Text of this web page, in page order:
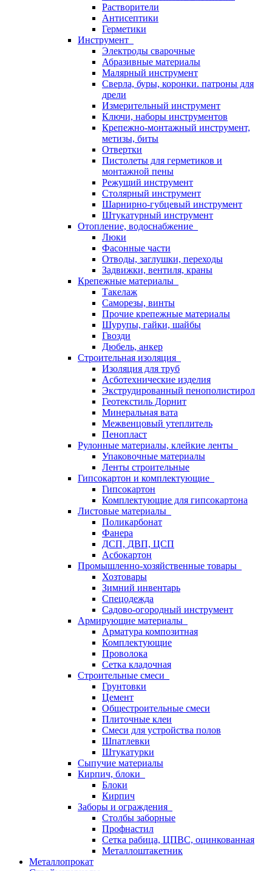
Растворители
Антисептики
Герметики
Инструмент
Электроды сварочные
Абразивные материалы
Малярный инструмент
Сверла, буры, коронки. патроны для
дрели
Измерительный инструмент
Ключи, наборы инструментов
Крепежно-монтажный инструмент,
метизы, биты
Отвертки
Пистолеты для герметиков и
монтажной пены
Режущий инструмент
Столярный инструмент
Шарнирно-губцевый инструмент
Штукатурный инструмент
Отопление, водоснабжение
Люки
Фасонные части
Отводы, заглушки, переходы
Задвижки, вентиля, краны
Крепежные материалы
Такелаж
Саморезы, винты
Прочие крепежные материалы
Шурупы, гайки, шайбы
Гвозди
Дюбель, анкер
Строительная изоляция
Изоляция для труб
Асботехнические изделия
Экструдированный пенополистирол
Геотекстиль Дорнит
Минеральная вата
Межвенцовый утеплитель
Пенопласт
Рулонные материалы, клейкие ленты
Упаковочные материалы
Ленты строительные
Гипсокартон и комплектующие
Гипсокартон
Комплектующие для гипсокартона
Листовые материалы
Поликарбонат
Фанера
ДСП, ДВП, ЦСП
Асбокартон
Промышленно-хозяйственные товары
Хозтовары
Зимний инвентарь
Спецодежда
Садово-огородный инструмент
Армирующие материалы
Арматура композитная
Комплектующие
Проволока
Сетка кладочная
Строительные смеси
Грунтовки
Цемент
Общестроительные смеси
Плиточные клеи
Смеси для устройства полов
Шпатлевки
Штукатурки
Сыпучие материалы
Кирпич, блоки
Блоки
Кирпич
Заборы и ограждения
Столбы заборные
Профнастил
Сетка рабица, ЦПВС, оцинкованная
Металлоштакетник
Металлопрокат